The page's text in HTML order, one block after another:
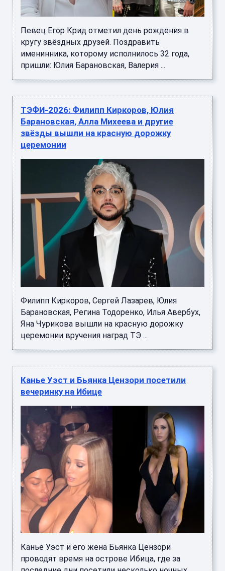
Певец Егор Крид отметил день рождения в
кругу звёздных друзей. Поздравить
именинника, которому исполнилось 32 года,
пришли: Юлия Барановская, Валерия ...
ТЭФИ-2026: Филипп Киркоров, Юлия
Барановская, Алла Михеева и другие
звёзды вышли на красную дорожку
церемонии
Филипп Киркоров, Сергей Лазарев, Юлия
Барановская, Регина Тодоренко, Илья Авербух,
Яна Чурикова вышли на красную дорожку
церемонии вручения наград ТЭ ...
Канье Уэст и Бьянка Цензори посетили
вечеринку на Ибице
Канье Уэст и его жена Бьянка Цензори
проводят время на острове Ибица, где за